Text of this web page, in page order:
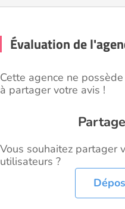
Évaluation de
Cette agence ne
à partager votre avis !
Vous souhaitez partager
utilisateurs ?